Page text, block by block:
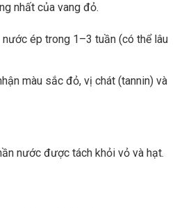
nhất của vang đỏ.
ép trong 1–3 tuần (có thể lâu
màu sắc đỏ, vị chát (tannin) và
nước được tách khỏi vỏ và hạt.